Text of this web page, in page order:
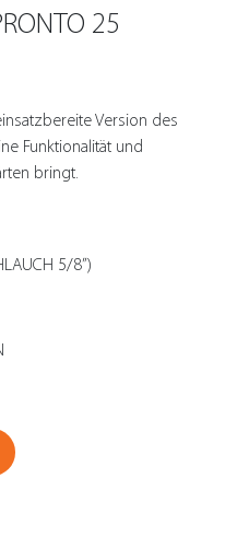
25
Version des
Funktionalität und
bringt.
5/8”)